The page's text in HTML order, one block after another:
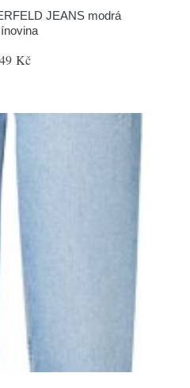
JEANS modrá
Kč